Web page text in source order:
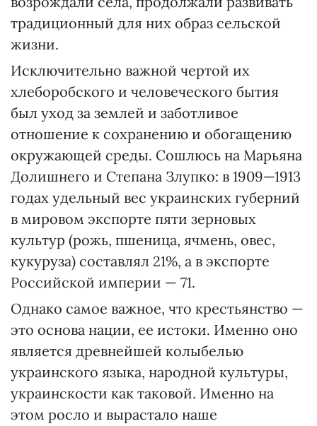
традиционный для них образ сельской
жизни.
Исключительно важной чертой их
хлеборобского и человеческого бытия
был уход за землей и заботливое
отношение к сохранению и обогащению
окружающей среды. Сошлюсь на Марьяна
Долишнего и Степана Злупко: в 1909—1913
годах удельный вес украинских губерний
в мировом экспорте пяти зерновых
культур (рожь, пшеница, ячмень, овес,
кукуруза) составлял 21%, а в экспорте
Российской империи — 71.
Однако самое важное, что крестьянство —
это основа нации, ее истоки. Именно оно
является древнейшей колыбелью
украинского языка, народной культуры,
украинскости как таковой. Именно на
этом росло и вырастало наше